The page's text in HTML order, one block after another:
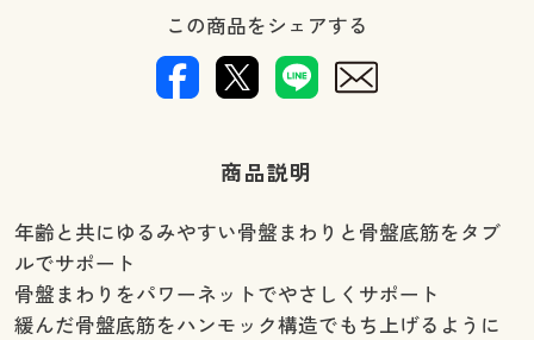
この商品をシェアする
商品説明
年齢と共にゆるみやすい骨盤まわりと骨盤底筋をタブ
ルでサポート
骨盤まわりをパワーネットでやさしくサポート
緩んだ骨盤底筋をハンモック構造でもち上げるように